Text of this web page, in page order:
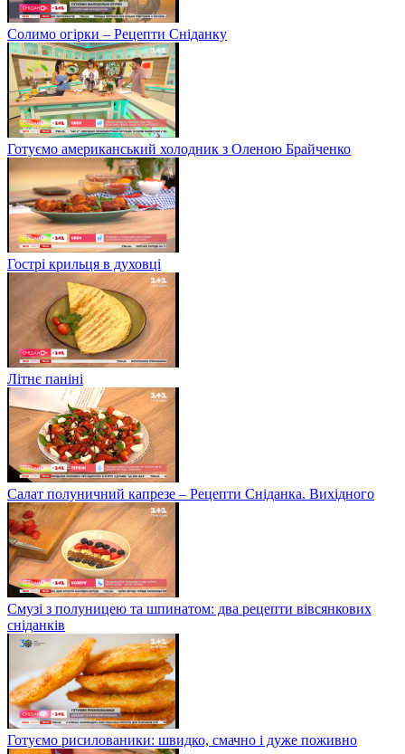
Солимо огірки – Рецепти Сніданку
Готуємо американський холодник з Оленою Брайченко
Гострі крильця в духовці
Літнє паніні
Салат полуничний капрезе – Рецепти Сніданка. Вихідного
Смузі з полуницею та шпинатом: два рецепти вівсянкових
сніданків
Готуємо рисилованики: швидко, смачно і дуже поживно